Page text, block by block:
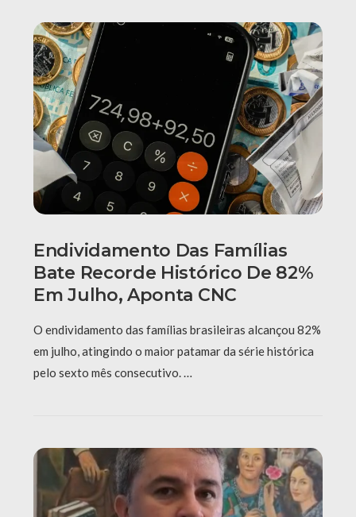
Endividamento Das Famílias
Bate Recorde Histórico De 82%
Em Julho, Aponta CNC
O endividamento das famílias brasileiras alcançou 82%
em julho, atingindo o maior patamar da série histórica
pelo sexto mês consecutivo. …